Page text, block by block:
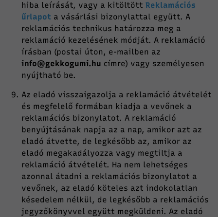
hiba leírását, vagy a kitöltött Reklamációs
űrlapot a vásárlási bizonylattal együtt. A
reklamációs technikus határozza meg a
reklamáció kezelésének módját. A reklamáció
írásban (postai úton, e-mailben az
info@gekkogumi.hu címre) vagy személyesen
nyújtható be.
Az eladó visszaigazolja a reklamáció átvételét
és megfelelő formában kiadja a vevőnek a
reklamációs bizonylatot. A reklamáció
benyújtásának napja az a nap, amikor azt az
eladó átvette, de legkésőbb az, amikor az
eladó megakadályozza vagy megtiltja a
reklamáció átvételét. Ha nem lehetséges
azonnal átadni a reklamációs bizonylatot a
vevőnek, az eladó köteles azt indokolatlan
késedelem nélkül, de legkésőbb a reklamációs
jegyzőkönyvvel együtt megküldeni. Az eladó